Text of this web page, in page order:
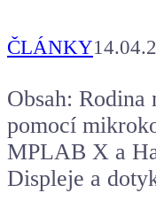
ČLÁNKY
Obsah:
pomocí
MPLAB X a
Displeje a